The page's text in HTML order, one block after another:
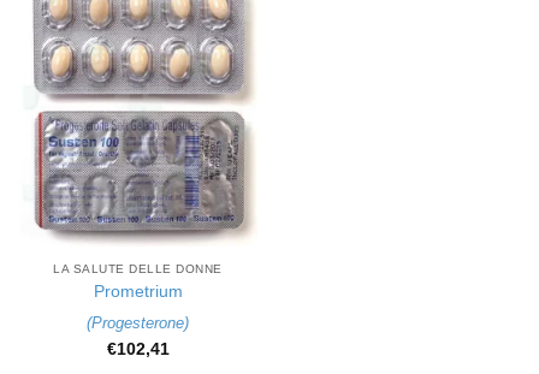
LA SALUTE DELLE DONNE
Prometrium
(Progesterone)
€102,41